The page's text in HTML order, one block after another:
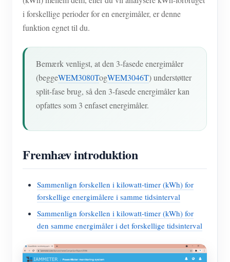
i forskellige perioder for en energimåler, er denne
funktion egnet til du.
Bemærk venligst, at den 3-fasede energimåler
(beggeWEM3080TogWEM3046T) understøtter
split-fase brug, så den 3-fasede energimåler kan
opfattes som 3 enfaset energimåler.
Fremhæv introduktion
Sammenlign forskellen i kilowatt-timer (kWh) for
forskellige energimålere i samme tidsinterval
Sammenlign forskellen i kilowatt-timer (kWh) for
den samme energimåler i det forskellige tidsinterval